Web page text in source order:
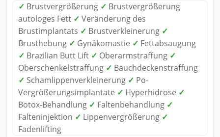
✓ Brustvergrößerung ✓ Brustvergrößerung
autologes Fett ✓ Veränderung des
Brustimplantats ✓ Brustverkleinerung ✓
Brusthebung ✓ Gynäkomastie ✓ Fettabsaugung
✓ Brazilian Butt Lift ✓ Oberarmstraffung ✓
Oberschenkelstraffung ✓ Bauchdeckenstraffung
✓ Schamlippenverkleinerung ✓ Po-
Vergrößerungsimplantate ✓ Hyperhidrose ✓
Botox-Behandlung ✓ Faltenbehandlung ✓
Falteninjektion ✓ Lippenvergrößerung ✓
Fadenlifting